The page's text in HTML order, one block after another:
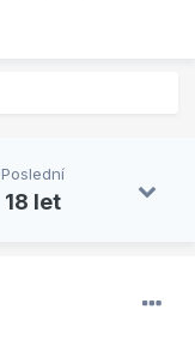
Poslední
18 let